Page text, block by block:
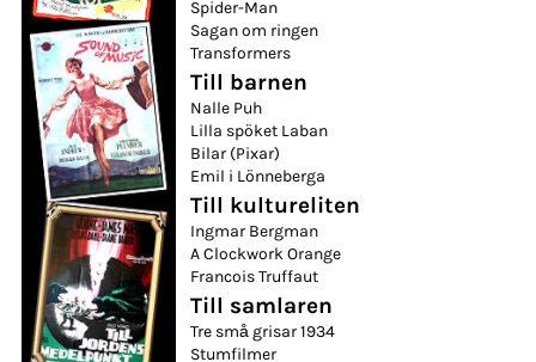
Spider-Man
Sagan om ringen
Transformers
Till barnen
Nalle Puh
Lilla spöket Laban
Bilar (Pixar)
Emil i Lönneberga
Till kultureliten
Ingmar Bergman
A Clockwork Orange
Francois Truffaut
Till samlaren
Tre små grisar 1934
Stumfilmer